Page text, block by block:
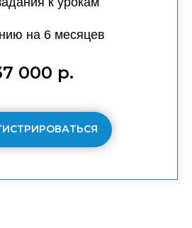
на 6 месяцев
000 р.